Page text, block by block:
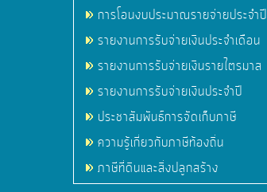
การโอนงบประมาณรายจ่ายประจำปี
รายงานการรับจ่ายเงินประจำเดือน
รายงานการรับจ่ายเงินรายไตรมาส
รายงานการรับจ่ายเงินประจำปี
ประชาสัมพันธ์การจัดเก็บภาษี
ความรู้เกี่ยวกับภาษีท้องถิ่น
ภาษีที่ดินและสิ่งปลูกสร้าง